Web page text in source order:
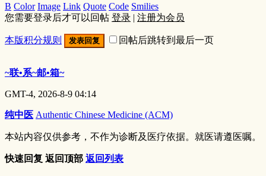
B Color Image Link Quote Code Smilies
您需要登录后才可以回帖 登录 | 注册为会员
本版积分规则 发表回复 回帖后跳转到最后一页
~联•系~邮•箱~
GMT-4, 2026-8-9 04:14
纯中医 Authentic Chinese Medicine (ACM)
本站内容仅供参考，不作为诊断及医疗依据。就医请遵医嘱。
快速回复 返回顶部 返回列表